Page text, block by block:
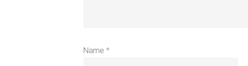
Name *